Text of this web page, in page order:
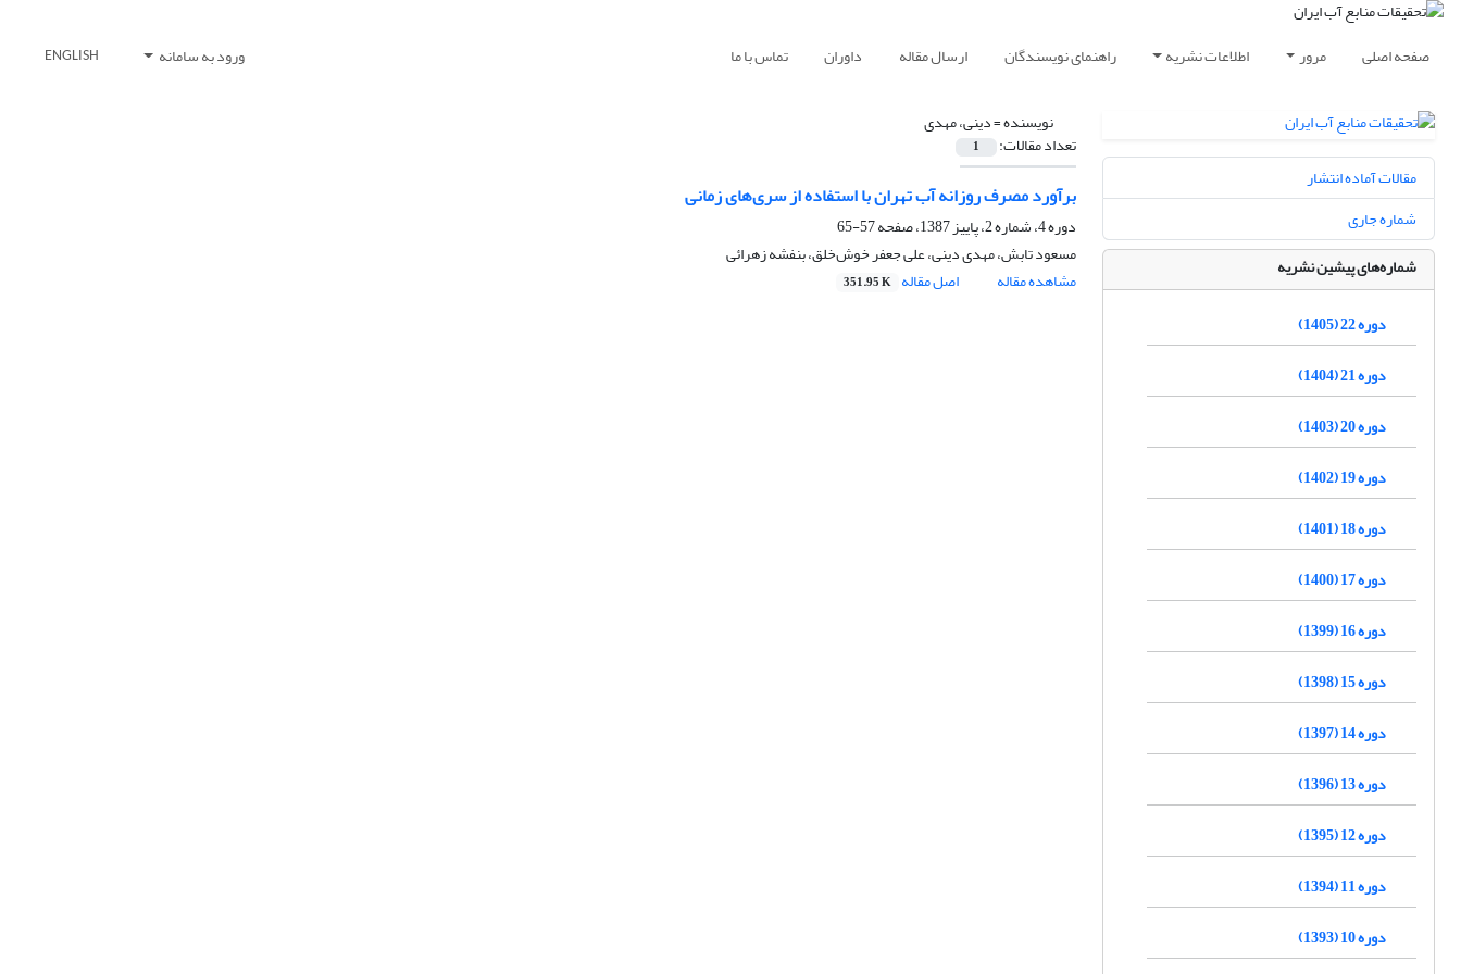
صفحه اصلی مرور اطلاعات نشریه راهنمای نویسندگان ارسال مقاله داوران تماس با ما ورود به سامانه ENGLISH
نویسنده =دینی، مهدی
تعداد مقالات: 1
برآورد مصرف روزانه آب تهران با استفاده از سری‌های زمانی
دوره 4، شماره 2، پاییز 1387، صفحه
57-65
مسعود تابش، مهدی دینی، علی جعفر خوش‌خلق، بنفشه زهرائی
مشاهده مقاله
اصل مقاله 351.95 K
مقالات آماده انتشار
شماره جاری
شماره‌های پیشین نشریه
دوره 22 (1405)
دوره 21 (1404)
دوره 20 (1403)
دوره 19 (1402)
دوره 18 (1401)
دوره 17 (1400)
دوره 16 (1399)
دوره 15 (1398)
دوره 14 (1397)
دوره 13 (1396)
دوره 12 (1395)
دوره 11 (1394)
دوره 10 (1393)